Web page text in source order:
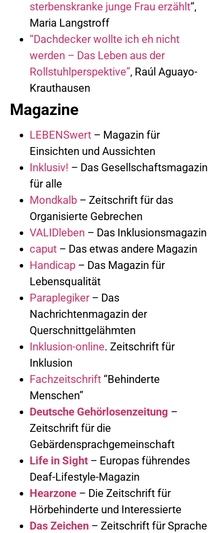
sterbenskranke junge Frau erzählt“,
Maria Langstroff
“Dachdecker wollte ich eh nicht
werden – Das Leben aus der
Rollstuhlperspektive”, Raúl Aguayo-
Krauthausen
Magazine
LEBENSwert – Magazin für
Einsichten und Aussichten
Inklusiv! – Das Gesellschaftsmagazin
für alle
Mondkalb – Zeitschrift für das
Organisierte Gebrechen
VALIDleben – Das Inklusionsmagazin
caput – Das etwas andere Magazin
Handicap – Das Magazin für
Lebensqualität
Paraplegiker– Das
Nachrichtenmagazin der
Querschnittgelähmten
Inklusion-online. Zeitschrift für
Inklusion
Fachzeitschrift “Behinderte
Menschen”
Deutsche Gehörlosenzeitung –
Zeitschrift für die
Gebärdensprachgemeinschaft
Life in Sight – Europas führendes
Deaf-Lifestyle-Magazin
Hearzone – Die Zeitschrift für
Hörbehinderte und Interessierte
Das Zeichen – Zeitschrift für Sprache